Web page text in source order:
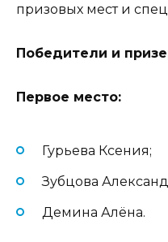
призовых мест и
Победители и
Первое место:
Гурьева Ксения;
Зубцова
Демина Алёна.